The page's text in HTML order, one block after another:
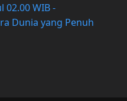
02.00 WIB -
Dunia yang Penuh